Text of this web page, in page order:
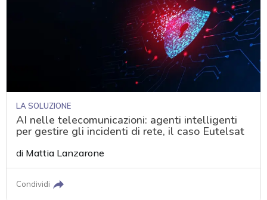
LA SOLUZIONE
AI nelle telecomunicazioni: agenti intelligenti
per gestire gli incidenti di rete, il caso Eutelsat
di Mattia Lanzarone
Condividi